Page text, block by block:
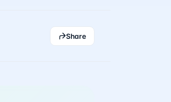
Share